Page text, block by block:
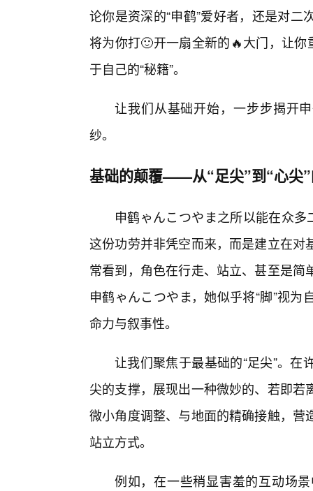
论你是资深的“申鹤”爱好者，还是对
将为你打🙂开一扇全新的🔥大门，让
于自己的“秘籍”。
让我们从基础开始，一步步揭开
纱。
基础的颠覆——从“足尖”到“心尖
申鹤ゃんこつやま之所以能在众
这份功劳并非凭空而来，而是建立在
常看到，角色在行走、站立、甚至是
申鹤ゃんこつやま，她似乎将“脚”视
命力与叙事性。
让我们聚焦于最基础的“足尖”。
尖的支撑，展现出一种微妙的、若即
微小角度调整、与地面的精确接触，
站立方式。
例如，在一些稍显害羞的互动场